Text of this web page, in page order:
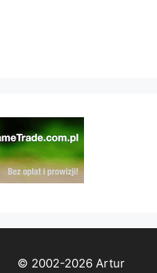
© 2002-2026 Artur